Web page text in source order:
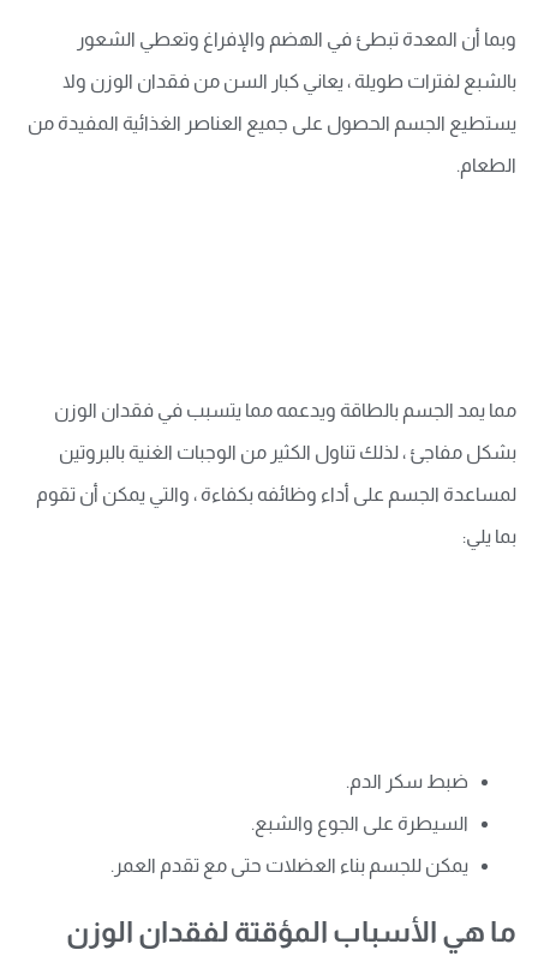
وبما أن المعدة تبطئ في الهضم والإفراغ وتعطي الشعور
بالشبع لفترات طويلة ، يعاني كبار السن من فقدان الوزن ولا
يستطيع الجسم الحصول على جميع العناصر الغذائية المفيدة من
الطعام.
مما يمد الجسم بالطاقة ويدعمه مما يتسبب في فقدان الوزن
بشكل مفاجئ ، لذلك تناول الكثير من الوجبات الغنية بالبروتين
لمساعدة الجسم على أداء وظائفه بكفاءة ، والتي يمكن أن تقوم
بما يلي:
ضبط سكر الدم.
السيطرة على الجوع والشبع.
يمكن للجسم بناء العضلات حتى مع تقدم العمر.
ما هي الأسباب المؤقتة لفقدان الوزن